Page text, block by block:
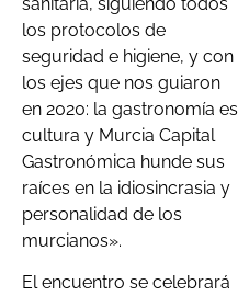
los protocolos de
seguridad e higiene, y con
los ejes que nos guiaron
en 2020: la gastronomía es
cultura y Murcia Capital
Gastronómica hunde sus
raíces en la idiosincrasia y
personalidad de los
murcianos».
El encuentro se celebrará